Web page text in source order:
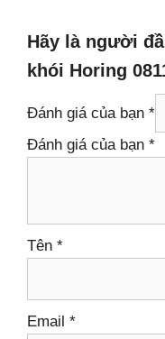
Hãy là người
khói Horing
Đánh giá của bạn *
Đánh giá của bạn *
Tên *
Email *